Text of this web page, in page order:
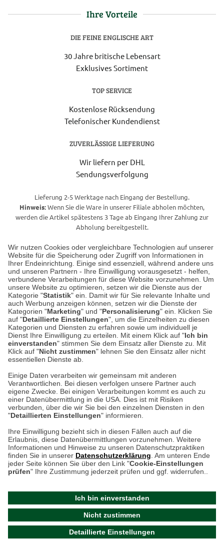
Wir nutzen Cookies oder vergleichbare Technologien auf unserer
Website für die Speicherung oder Zugriff von Informationen in
Ihrer Endeinrichtung. Einige sind essenziell, während andere uns
und unseren Partnern - Ihre Einwilligung vorausgesetzt - helfen,
verbundene Verarbeitungen für diese Website vorzunehmen. Um
unsere Website zu optimieren, setzen wir die Dienste aus der
Kategorie "Statistik" ein. Damit wir für Sie relevante Inhalte und
auch Werbung anzeigen können, setzen wir die Dienste der
Kategorien "Marketing" und "Personalisierung" ein. Klicken Sie
auf "Detaillierte Einstellungen", um die Einzelheiten zu diesen
Kategorien und Diensten zu erfahren sowie um individuell je
Dienst Ihre Einwilligung zu erteilen. Mit einem Klick auf "Ich bin
einverstanden" stimmen Sie dem Einsatz aller Dienste zu. Mit
Klick auf "Nicht zustimmen" lehnen Sie den Einsatz aller nicht
essentiellen Dienste ab.
Einige Daten verarbeiten wir gemeinsam mit anderen
Verantwortlichen. Bei diesen verfolgen unsere Partner auch
eigene Zwecke. Bei einigen Verarbeitungen kommt es auch zu
einer Datenübermittlung in die USA. Dies ist mit Risiken
verbunden, über die wir Sie bei den einzelnen Diensten in den
"Detaillierten Einstellungen" informieren.
Ihre Einwilligung bezieht sich in diesen Fällen auch auf die
Erlaubnis, diese Datenübermittlungen vorzunehmen. Weitere
Informationen und Hinweise zu unseren Datenschutzpraktiken
finden Sie in unserer Datenschutzerklärung . Am unteren Ende
jeder Seite können Sie über den Link "Cookie-Einstellungen
prüfen" Ihre Zustimmung jederzeit prüfen und ggf. widerrufen..
Ich bin einverstanden
Nicht zustimmen
Detaillierte Einstellungen
Ihre Vorteile
DIE FEINE ENGLISCHE ART
30 Jahre britische Lebensart
Exklusives Sortiment
TOP SERVICE
Kostenlose Rücksendung
Telefonischer Kundendienst
ZUVERLÄSSIGE LIEFERUNG
Wir liefern per DHL
Sendungsverfolgung
Lieferung 2-5 Werktage nach Eingang der Bestellung.
Hinweis:Wenn Sie die Ware in unserer Filiale abholen möchten,
werden die Artikel spätestens 3 Tage ab Eingang Ihrer Zahlung zur
Abholung bereitgestellt.
Unser Geschäft in Meckenheim
Auf dem Steinbüchel 6
53340 Meckenheim
Montag bis Samstag 9:00 Uhr bis 18:00 Uhr
weitere Information
Hier finden Sie uns im Netz
Kontakt
Umwelt und Entsorgung
Zur Echtheit von Bewertungen
Hinweisgeber-Schutzgesetz
Barrierefreiheit unserer Website
am 09.08.2026 um 15:47
2024 THE BRITISH SHOP
Versandhandel GmbH & Co. KG
Cookie-Einstellungen in Ihrem Browser
ACHTUNG!
Ihr Browser speichert aktuell keine Cookies!
Leider können Sie in diesem Fall unseren Online-Shop
Bitte stellen Sie sicher, dass Ihr Browser unsere funktionalen
Cookies für die Dauer Ihres Besuchs auf unserer Website
akzeptiert. Unabhängig davon können Sie entscheiden,